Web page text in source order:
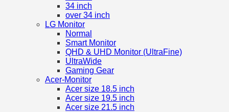
34 inch
over 34 inch
LG Monitor
Normal
Smart Monitor
QHD & UHD Monitor (UltraFine)
UltraWide
Gaming Gear
Acer-Monitor
Acer size 18.5 inch
Acer size 19.5 inch
Acer size 21.5 inch